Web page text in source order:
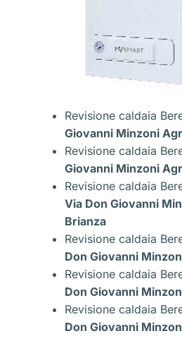
Revisione caldaia
Giovanni Minzoni
Revisione caldaia
Giovanni Minzoni
Revisione caldaia
Via Don Giovanni
Brianza
Revisione caldaia
Don Giovanni
Revisione caldaia
Don Giovanni
Revisione caldaia
Don Giovanni